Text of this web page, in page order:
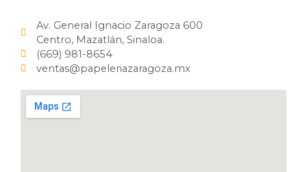
Av. General Ignacio Zaragoza 600
Centro, Mazatlán, Sinaloa.
(669) 981-8654
ventas@papeleriazaragoza.mx